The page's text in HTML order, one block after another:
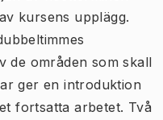
kursens upplägg.
de områden som skall
ger en introduktion
fortsatta arbetet. Två